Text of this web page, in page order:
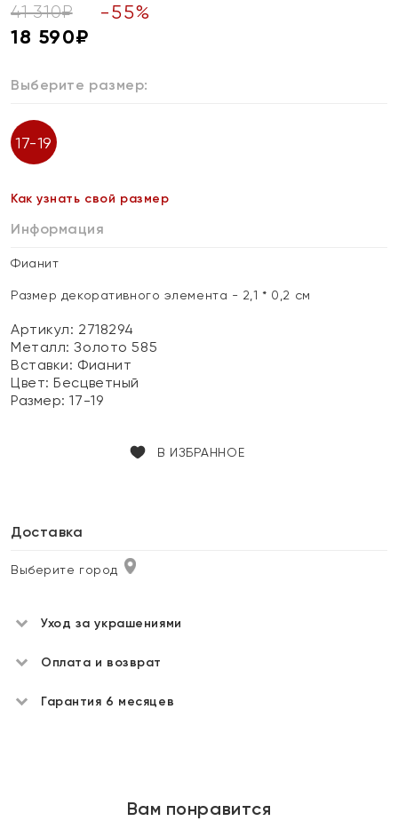
41 310₽ -55%
18 590₽
Выберите размер:
17-19
Как узнать свой размер
Информация
Фианит
Размер декоративного элемента - 2,1 * 0,2 см
Артикул: 2718294
Металл:Золото 585
Вставки: Фианит
Цвет:Бесцветный
Размер:17-19
В ИЗБРАННОЕ
Доставка
Выберите город
Уход за украшениями
Оплата и возврат
Гарантия 6 месяцев
Вам понравится